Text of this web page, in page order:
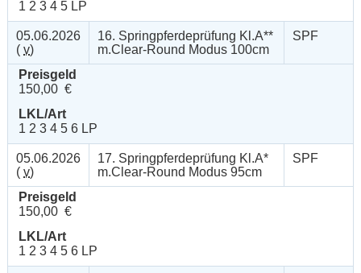
1 2 3 4 5 LP
05.06.2026
( v)
16. Springpferdeprüfung Kl.A**
m.Clear-Round Modus 100cm
SPF
Preisgeld
150,00 €
LKL/Art
1 2 3 4 5 6 LP
05.06.2026
( v)
17. Springpferdeprüfung Kl.A*
m.Clear-Round Modus 95cm
SPF
Preisgeld
150,00 €
LKL/Art
1 2 3 4 5 6 LP